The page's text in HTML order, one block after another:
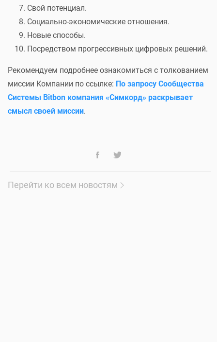
Свой потенциал.
Социально-экономические отношения.
Новые способы.
Посредством прогрессивных цифровых решений.
Рекомендуем подробнее ознакомиться с толкованием
миссии Компании по ссылке: По запросу Сообщества
Системы Bitbon компания «Симкорд» раскрывает
смысл своей миссии.
Перейти ко всем новостям
СистемыBitbon[i ]за активное участие в голосовании.
Благодаря вашей поддержке мы уверенно смотрим в
будущее и готовы к новым вызовам и совместным
достижениям!